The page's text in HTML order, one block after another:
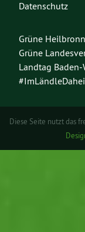
Datenschutz
Grüne Heilbronn
Grüne
Landtag
Diese Seite nutzt das